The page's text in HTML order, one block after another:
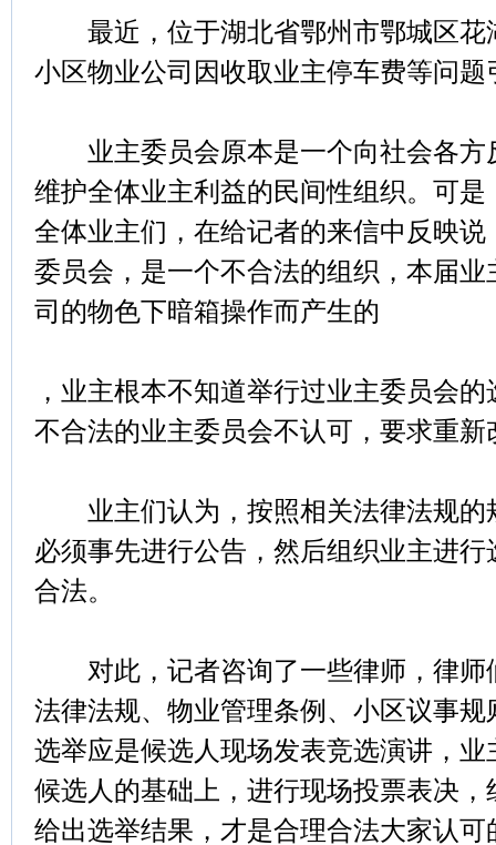
最近，位于湖北省鄂州市鄂城区花
小区物业公司因收取业主停车费等问
业主委员会原本是一个向社会各方
维护全体业主利益的民间性组织。可
全体业主们，在给记者的来信中反映说
委员会，是一个不合法的组织，本届
司的物色下暗箱操作而产生的
，业主根本不知道举行过业主委员会
不合法的业主委员会不认可，要求重新
业主们认为，按照相关法律法规的
必须事先进行公告，然后组织业主进
合法。
对此，记者咨询了一些律师，律师
法律法规、物业管理条例、小区议事
选举应是候选人现场发表竞选演讲，
候选人的基础上，进行现场投票表决
给出选举结果，才是合理合法大家认